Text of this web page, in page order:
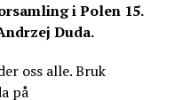
i Polen 15.
Duda.
oss alle. Bruk
på